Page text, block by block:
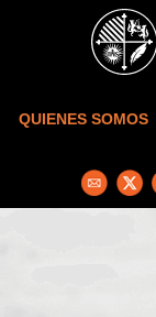
Skip to main content
QUIENES SOMOS